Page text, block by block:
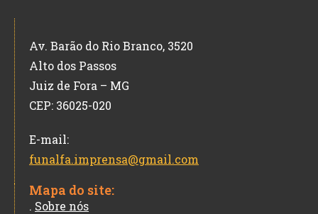
Av. Barão do Rio Branco, 3520
Alto dos Passos
Juiz de Fora – MG
CEP: 36025-020
E-mail:
funalfa.imprensa@gmail.com
Mapa do site:
. Sobre nós